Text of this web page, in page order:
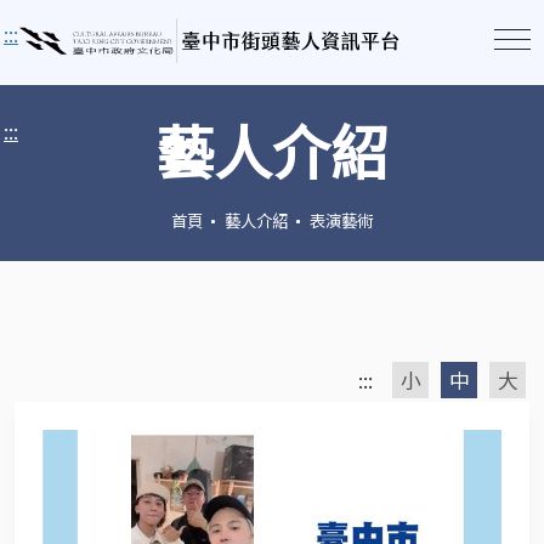
:::
::: 藝人介紹
首頁 藝人介紹 表演藝術
::: 小 中 大